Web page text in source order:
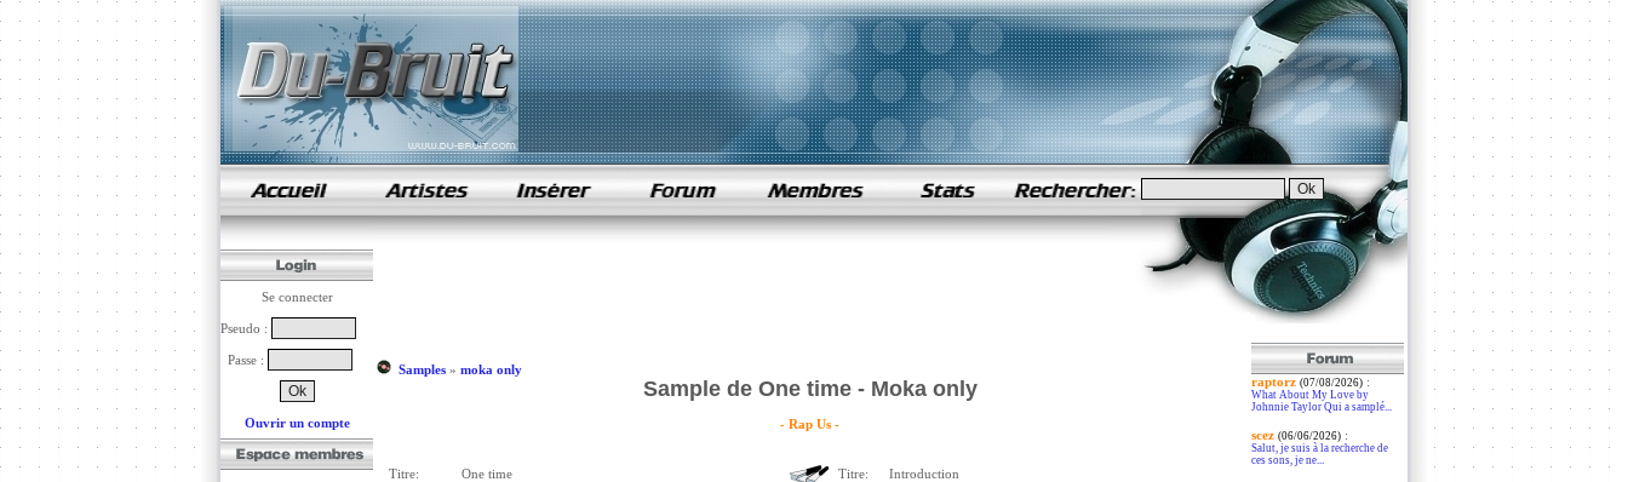
samples de rap
Se connecter
Pseudo :
Passe :
Ouvrir un compte
Samples» moka only
Sample de One time - Moka only
- Rap Us -
Titre: One time Titre: Introduction
raptorz (07/08/2026):
What About My Love by
Johnnie Taylor Qui a samplé...
scez (06/06/2026):
Salut, je suis à la recherche de
ces sons, je ne...